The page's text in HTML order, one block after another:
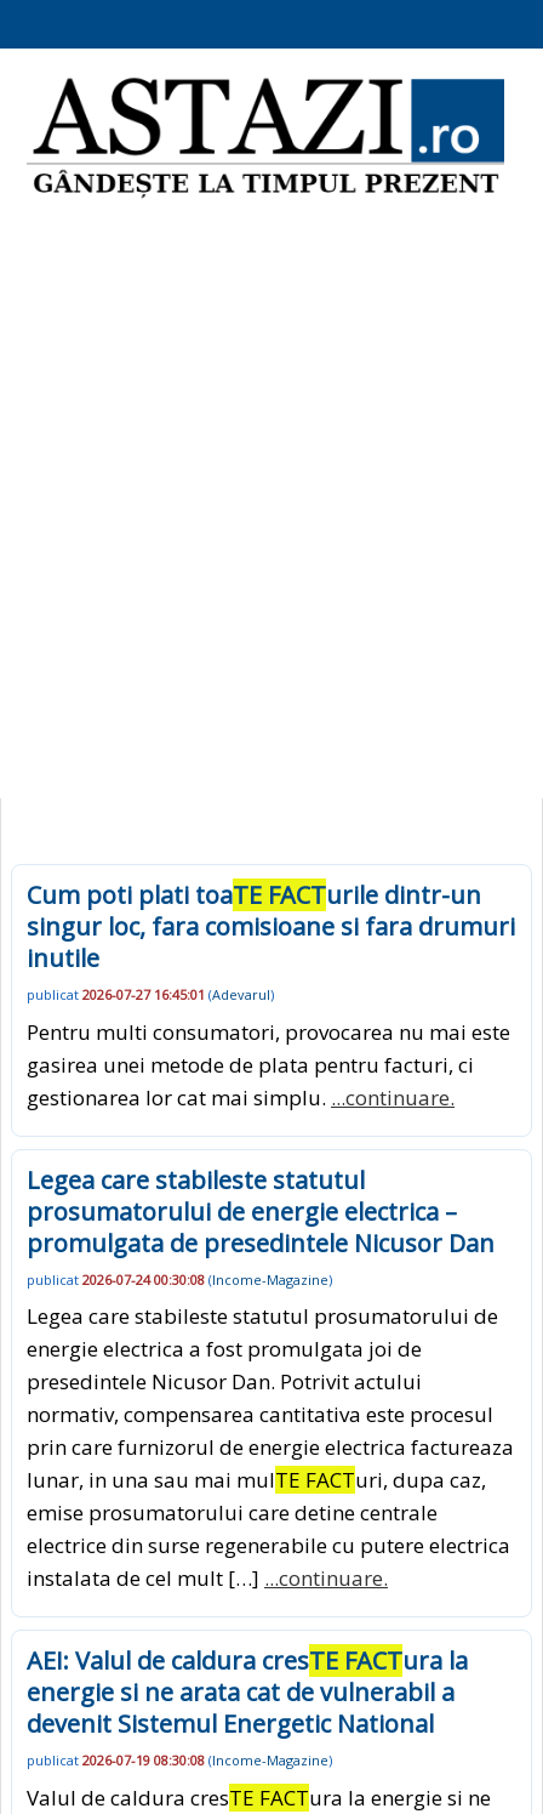
Cum poti plati toaTE FACTurile dintr-un
singur loc, fara comisioane si fara drumuri
inutile
publicat 2026-07-27 16:45:01 (Adevarul)
Pentru multi consumatori, provocarea nu mai este
gasirea unei metode de plata pentru facturi, ci
gestionarea lor cat mai simplu. ...continuare.
Legea care stabileste statutul
prosumatorului de energie electrica –
promulgata de presedintele Nicusor Dan
publicat 2026-07-24 00:30:08 (Income-Magazine)
Legea care stabileste statutul prosumatorului de
energie electrica a fost promulgata joi de
presedintele Nicusor Dan. Potrivit actului
normativ, compensarea cantitativa este procesul
prin care furnizorul de energie electrica factureaza
lunar, in una sau mai mulTE FACTuri, dupa caz,
emise prosumatorului care detine centrale
electrice din surse regenerabile cu putere electrica
instalata de cel mult […] ...continuare.
AEI: Valul de caldura cresTE FACTura la
energie si ne arata cat de vulnerabil a
devenit Sistemul Energetic National
publicat 2026-07-19 08:30:08 (Income-Magazine)
Valul de caldura cresTE FACTura la energie si ne